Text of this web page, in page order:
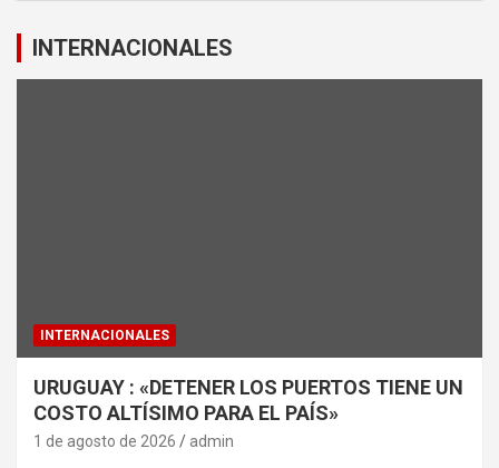
INTERNACIONALES
INTERNACIONALES
URUGUAY : «DETENER LOS PUERTOS TIENE UN
COSTO ALTÍSIMO PARA EL PAÍS»
1 de agosto de 2026 admin